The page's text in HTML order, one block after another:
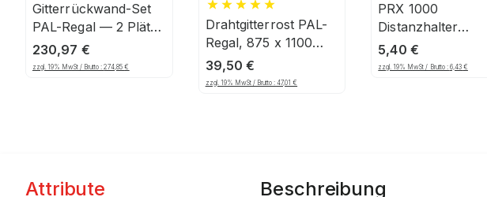
Gitterrückwand-Set
PAL-Regal — 2 Plätze
(1800-1850mm),
1206, 125
230,97 €
zzgl. 19% MwSt / Brutto :274,85€
Drahtgitterrost PAL-
Regal, 875 x 1100
mm, 100 x 50 mm
Maschenteilung,
39,50€
zzgl. 19% MwSt / Brutto : 47,01€
PRX 1000
Distanzhalter
L48/32/3 x 200mm
svz.
5,40 €
zzgl. 19% MwSt / Brutto : 6,43 €
Attribute Beschreibung